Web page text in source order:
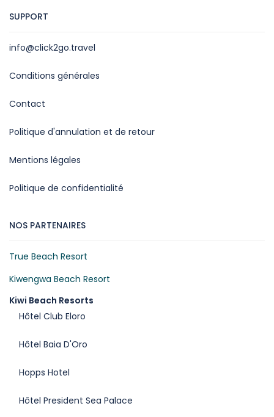
SUPPORT
info@click2go.travel
Conditions générales
Contact
Politique d'annulation et de retour
Mentions légales
Politique de confidentialité
NOS PARTENAIRES
True Beach Resort
Kiwengwa Beach Resort
Kiwi Beach Resorts
Hôtel Club Eloro
Hôtel Baia D'Oro
Hopps Hotel
Hôtel President Sea Palace